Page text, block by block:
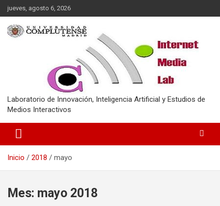
Saltar
al
contenido
jueves, agosto 6, 2026
Laboratorio de Innovación, Inteligencia Artificial y Estudios de
Medios Interactivos
Inicio 2018 mayo
Mes: mayo 2018